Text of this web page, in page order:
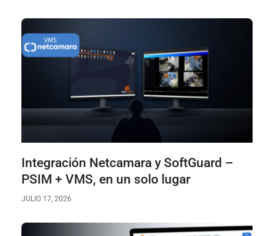
Integración Netcamara y SoftGuard –
PSIM + VMS, en un solo lugar
JULIO 17, 2026